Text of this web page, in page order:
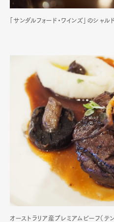
「サンダルフォード・ワインズ」のシャ
オーストラリア産プレミアムビーフ（テ